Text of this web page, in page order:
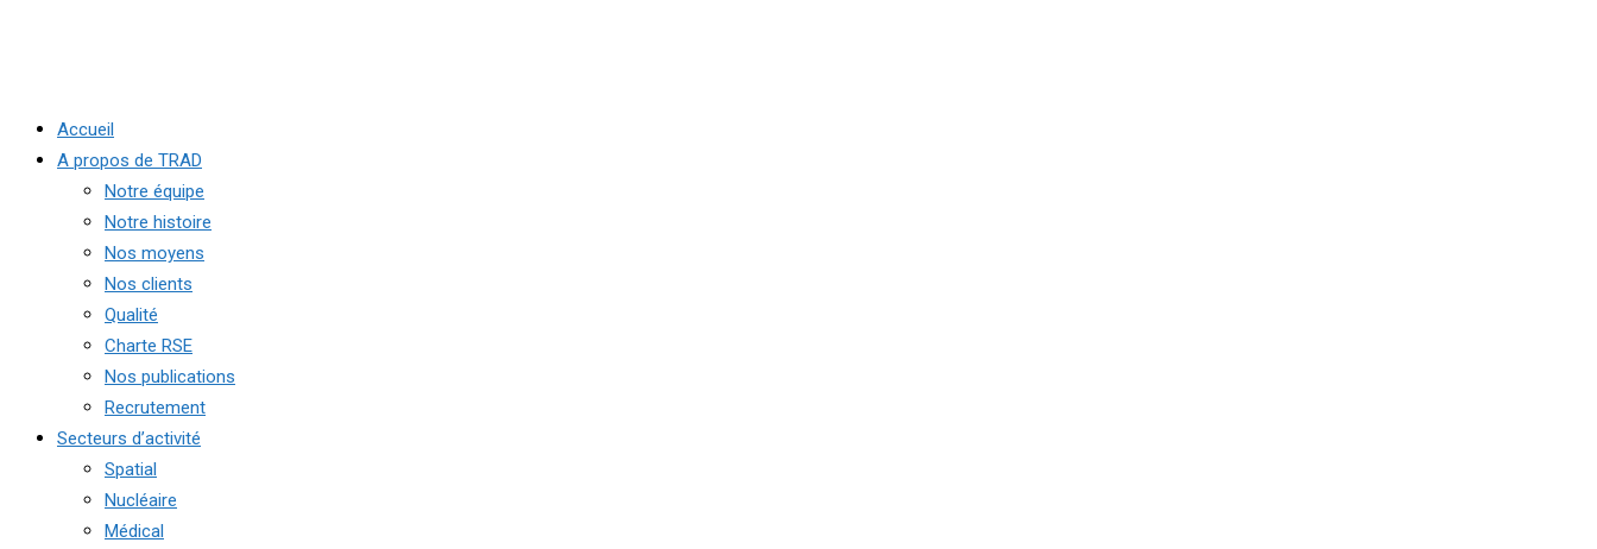
Accueil
A propos de TRAD
Notre équipe
Notre histoire
Nos moyens
Nos clients
Qualité
Charte RSE
Nos publications
Recrutement
Secteurs d’activité
Spatial
Nucléaire
Médical